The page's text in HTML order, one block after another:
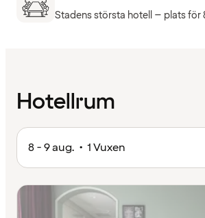
Stadens största hotell – plats för
Hotellrum
8 - 9 aug. • 1 Vuxen